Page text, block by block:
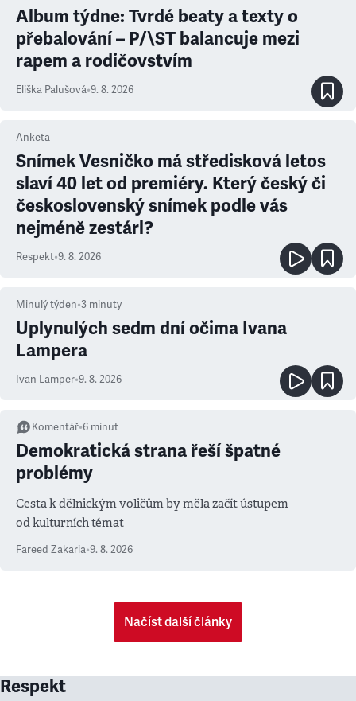
Album týdne: Tvrdé beaty a texty o
přebalování – P/\ST balancuje mezi
rapem a rodičovstvím
Eliška Palušová•9. 8. 2026
Anketa
Snímek Vesničko má středisková letos
slaví 40 let od premiéry. Který český či
československý snímek podle vás
nejméně zestárl?
Respekt•9. 8. 2026
Minulý týden•3 minuty
Uplynulých sedm dní očima Ivana
Lampera
Ivan Lamper•9. 8. 2026
Komentář•6 minut
Demokratická strana řeší špatné
problémy
Cesta k dělnickým voličům by měla začít ústupem
od kulturních témat
Fareed Zakaria•9. 8. 2026
Načíst další články
Respekt